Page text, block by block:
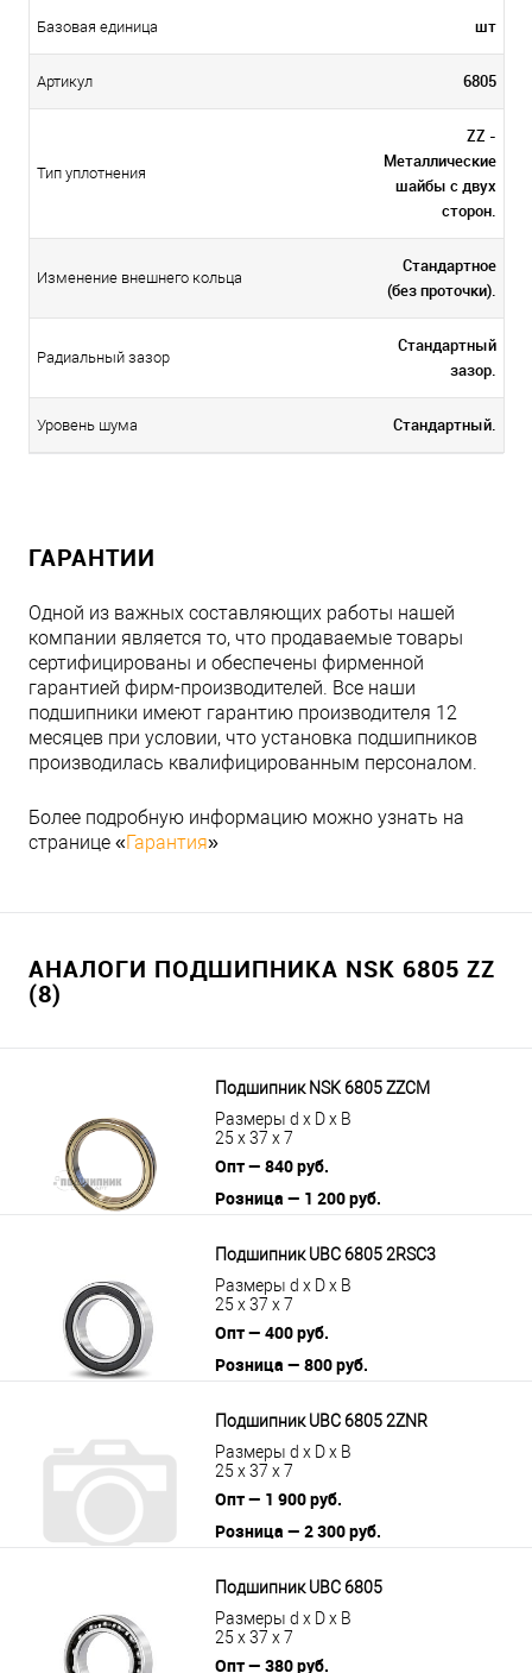
Базовая единица шт
Артикул 6805
Тип уплотнения
ZZ -
Металлические
шайбы с двух
сторон.
Изменение внешнего кольца
Стандартное
(без проточки).
Радиальный зазор
Стандартный
зазор.
Уровень шума Стандартный.
ГАРАНТИИ
Одной из важных составляющих работы нашей
компании является то, что продаваемые товары
сертифицированы и обеспечены фирменной
гарантией фирм-производителей. Все наши
подшипники имеют гарантию производителя 12
месяцев при условии, что установка подшипников
производилась квалифицированным персоналом.
Более подробную информацию можно узнать на
странице «Гарантия»
АНАЛОГИ ПОДШИПНИКА NSK 6805 ZZ
(8)
Подшипник NSK 6805 ZZCM
Размеры d x D x B
25 x 37 x 7
Опт — 840 руб.
Розница — 1 200 руб.
Подшипник UBC 6805 2RSС3
Размеры d x D x B
25 x 37 x 7
Опт — 400 руб.
Розница — 800 руб.
Подшипник UBC 6805 2ZNR
Размеры d x D x B
25 x 37 x 7
Опт — 1 900 руб.
Розница — 2 300 руб.
Подшипник UBC 6805
Размеры d x D x B
25 x 37 x 7
Опт — 380 руб.